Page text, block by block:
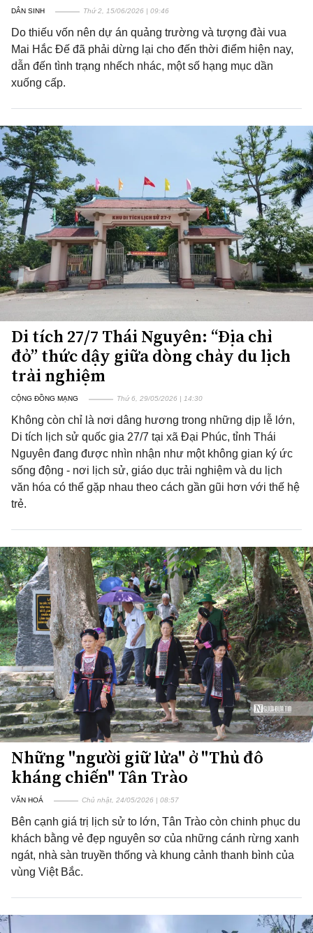
DÂN SINH Thứ 2, 15/06/2026 | 09:46
Do thiếu vốn nên dự án quảng trường và tượng đài vua
Mai Hắc Đế đã phải dừng lại cho đến thời điểm hiện nay,
dẫn đến tình trạng nhếch nhác, một số hạng mục dần
xuống cấp.
Di tích 27/7 Thái Nguyên: “Địa chỉ
đỏ” thức dậy giữa dòng chảy du lịch
trải nghiệm
CỘNG ĐỒNG MẠNG Thứ 6, 29/05/2026 | 14:30
Không còn chỉ là nơi dâng hương trong những dịp lễ lớn,
Di tích lịch sử quốc gia 27/7 tại xã Đại Phúc, tỉnh Thái
Nguyên đang được nhìn nhận như một không gian ký ức
sống động - nơi lịch sử, giáo dục trải nghiệm và du lịch
văn hóa có thể gặp nhau theo cách gần gũi hơn với thế hệ
trẻ.
Những "người giữ lửa" ở "Thủ đô
kháng chiến" Tân Trào
VĂN HOÁ Chủ nhật, 24/05/2026 | 08:57
Bên cạnh giá trị lịch sử to lớn, Tân Trào còn chinh phục du
khách bằng vẻ đẹp nguyên sơ của những cánh rừng xanh
ngát, nhà sàn truyền thống và khung cảnh thanh bình của
vùng Việt Bắc.